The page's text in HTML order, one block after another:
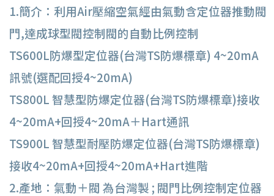
1.簡介：利用Air壓縮空氣經由氣動含定位器推動閥
門,達成球型閥控制閥的自動比例控制
TS600L防爆型定位器(台灣TS防爆標章) 4~20mA
訊號(選配回授4~20mA)
TS800L 智慧型防爆定位器(台灣TS防爆標章)接收
4~20mA+回授4~20mA＋Hart通訊
TS900L 智慧型耐壓防爆定位器(台灣TS防爆標章)
接收4~20mA+回授4~20mA+Hart進階
2.產地：氣動＋閥 為台灣製 ; 閥門比例控制定位器